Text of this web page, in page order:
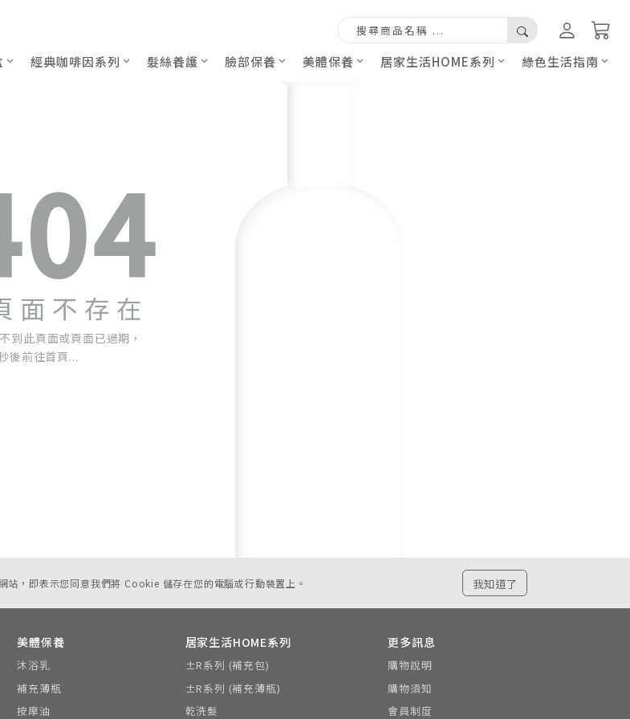
經典咖啡因系列 髮絲養護 臉部保養 美體保養 居家生活HOME系列 綠色生活指南
面不存在
到此頁面或頁面已過期，
後前往首頁...
，即表示您同意我們將 Cookie 儲存在您的電腦或行動裝置上。 我知道了
美體保養
沐浴乳
補充薄瓶
按摩油
居家生活HOME系列
±R系列 (補充包)
±R系列 (補充薄瓶)
乾洗髮
更多訊息
購物說明
購物須知
會員制度